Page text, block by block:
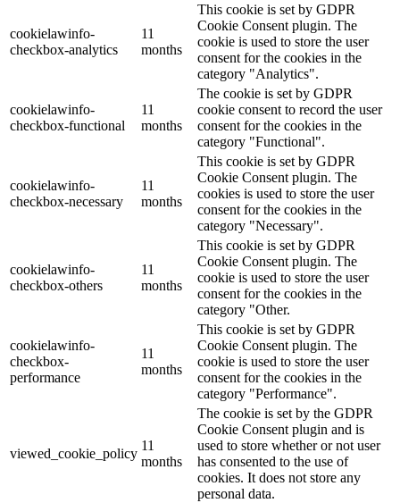
cookielawinfo-
checkbox-analytics
11
months
This cookie is set by GDPR
Cookie Consent plugin. The
cookie is used to store the user
consent for the cookies in the
category "Analytics".
cookielawinfo-
checkbox-functional
11
months
The cookie is set by GDPR
cookie consent to record the user
consent for the cookies in the
category "Functional".
cookielawinfo-
checkbox-necessary
11
months
This cookie is set by GDPR
Cookie Consent plugin. The
cookies is used to store the user
consent for the cookies in the
category "Necessary".
cookielawinfo-
checkbox-others
11
months
This cookie is set by GDPR
Cookie Consent plugin. The
cookie is used to store the user
consent for the cookies in the
category "Other.
cookielawinfo-
checkbox-
performance
11
months
This cookie is set by GDPR
Cookie Consent plugin. The
cookie is used to store the user
consent for the cookies in the
category "Performance".
viewed_cookie_policy
11
months
The cookie is set by the GDPR
Cookie Consent plugin and is
used to store whether or not user
has consented to the use of
cookies. It does not store any
personal data.